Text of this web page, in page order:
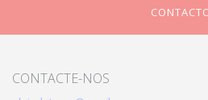
CONTACTE-NOS